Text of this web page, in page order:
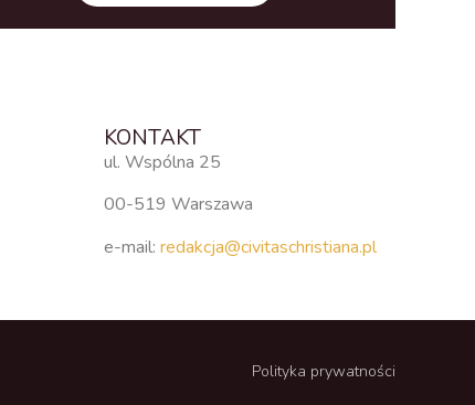
KONTAKT
ul. Wspólna 25
00-519 Warszawa
e-mail: redakcja@civitaschristiana.pl
Polityka prywatności